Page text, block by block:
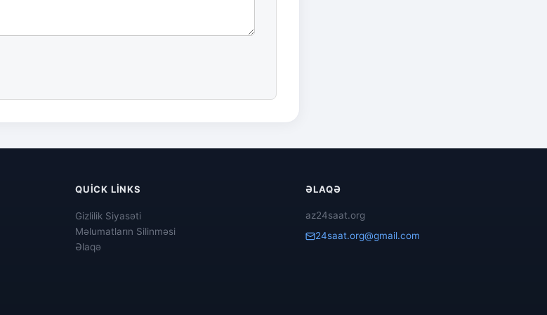
QUICK LINKS
Gizlilik Siyasəti
Məlumatların Silinməsi
Əlaqə
ƏLAQƏ
az24saat.org
24saat.org@gmail.com